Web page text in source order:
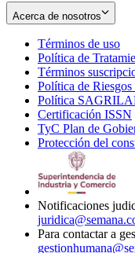
Acerca de nosotros
Términos de uso
in
Política de
Términos
Política de
Política
Certificación ISSN
TyC Plan de
Protección del
Notificaciones
Para contactar a